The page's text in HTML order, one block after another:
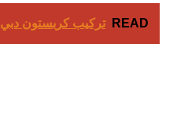
READ تركيب كربستون دبي